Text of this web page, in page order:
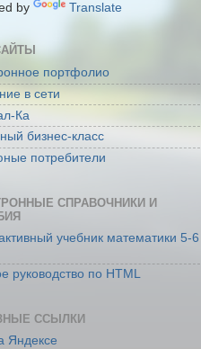
by Translate
портфолио
в сети
Ка
бизнес-класс
потребители
СПРАВОЧНИКИ И
учебник математики 5-6
руководство по HTML
ССЫЛКИ
Яндексе